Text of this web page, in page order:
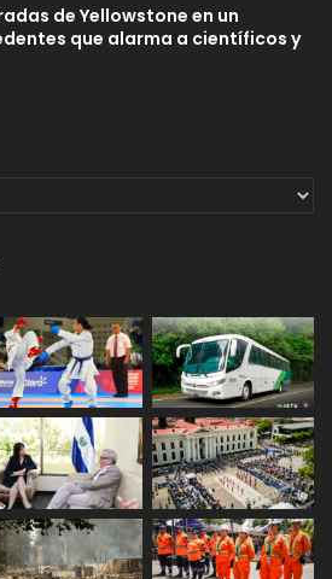
de Yellowstone en un
que alarma a científicos y